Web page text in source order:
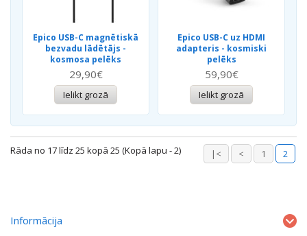
Epico USB-C magnētiskā
bezvadu lādētājs -
kosmosa pelēks
29,90€
Ielikt grozā
Epico USB-C uz HDMI
adapteris - kosmiski
pelēks
59,90€
Ielikt grozā
|< < 1 2
Rāda no 17 līdz 25 kopā 25 (Kopā lapu - 2)
Informācija